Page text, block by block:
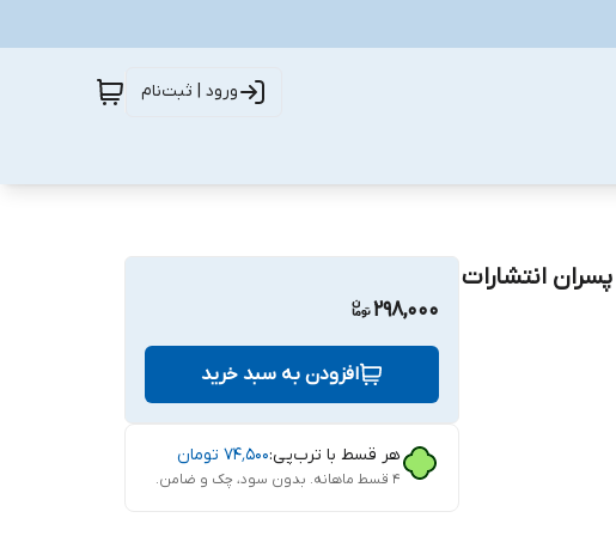
ورود | ثبت‌نام
برای پسران انتشارات
298,000
افزودن به سبد خرید
هر قسط با ترب‌پی:۷۴٬۵۰۰ تومان
۴ قسط ماهانه. بدون سود، چک و ضامن.